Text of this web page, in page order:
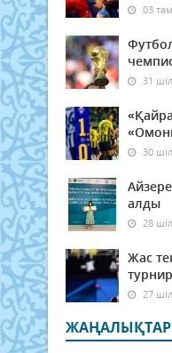
03
31
30
алды
28
Жас
27
ЖАҢАЛЫҚТАР